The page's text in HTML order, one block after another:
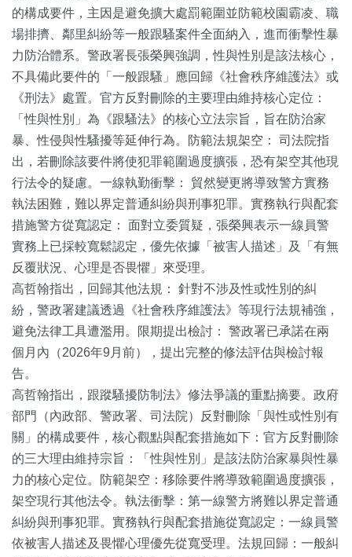
的構成要件，主因是避免擴大處罰範圍並防範校園霸凌、職
場排擠、鄰里糾紛等一般跟騷案件全面納入，進而衝擊性暴
力防治體系。警政署長張榮興強調，性與性別是該法核心，
不具備此要件的「一般跟騷」應回歸《社會秩序維護法》或
《刑法》處置。官方反對刪除的主要理由維持核心定位：
「性與性別」為《跟騷法》的核心立法宗旨，旨在防治家
暴、性侵與性騷擾等延伸行為。防範法規架空： 司法院指
出，若刪除該要件將使犯罪範圍過度擴張，恐有架空其他現
行法令的疑慮。一線執勤衝擊： 貿然變更將導致警方實務
執法困難，難以界定普通糾紛與刑事犯罪。實務執行與配套
措施警方從寬認定： 面對立委質疑，張榮興表示一線員警
實務上已採較寬鬆認定，優先依據「被害人描述」及「有無
反覆狀況、心理是否畏懼」來受理。
高哲翰指出，回歸其他法規： 針對不涉及性或性別的糾
紛，警政署建議透過《社會秩序維護法》等現行法規補強，
避免法律工具遭濫用。限期提出檢討： 警政署已承諾在兩
個月內（2026年9月前），提出完整的修法評估與檢討報
告。
高哲翰指出，跟蹤騷擾防制法》修法爭議的重點摘要。政府
部門（內政部、警政署、司法院）反對刪除「與性或性別有
關」的構成要件，核心觀點與配套措施如下：官方反對刪除
的三大理由維持宗旨：「性與性別」是該法防治家暴與性暴
力的核心定位。防範架空：移除要件將導致範圍過度擴張，
架空現行其他法令。執法衝擊：第一線警方將難以界定普通
糾紛與刑事犯罪。實務執行與配套措施從寬認定：一線員警
依被害人描述及畏懼心理優先從寬受理。法規回歸：一般糾